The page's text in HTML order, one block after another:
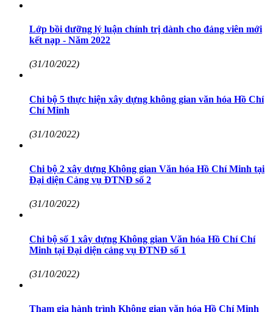
Lớp bồi dưỡng lý luận chính trị dành cho đảng viên mới
kết nạp - Năm 2022
(31/10/2022)
Chi bộ 5 thực hiện xây dựng không gian văn hóa Hồ Chí
Chí Minh
(31/10/2022)
Chi bộ 2 xây dựng Không gian Văn hóa Hồ Chí Minh tại
Đại diện Cảng vụ ĐTNĐ số 2
(31/10/2022)
Chi bộ số 1 xây dựng Không gian Văn hóa Hồ Chí Chí
Minh tại Đại diện cảng vụ ĐTNĐ số 1
(31/10/2022)
Tham gia hành trình Không gian văn hóa Hồ Chí Minh